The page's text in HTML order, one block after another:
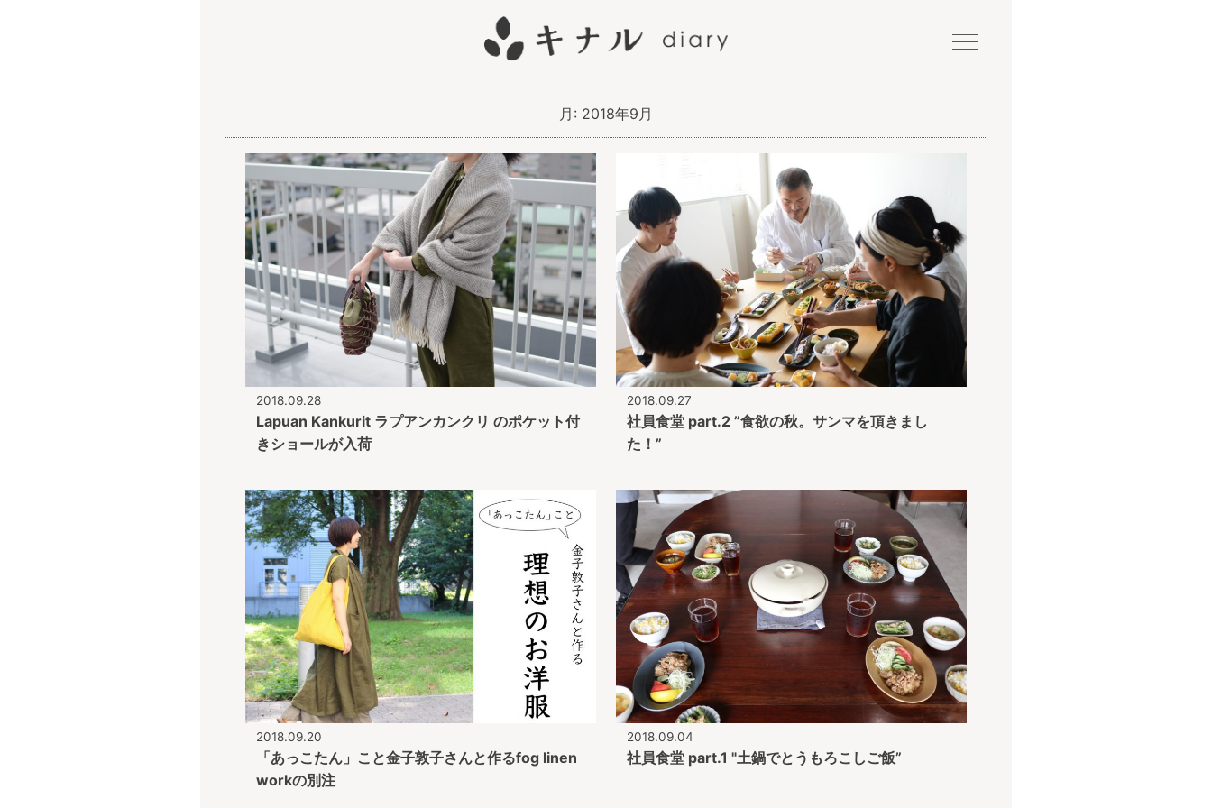
月: 2018年9月
2018.09.28
Lapuan Kankurit ラプアンカンクリ のポケット付
きショールが入荷
2018.09.27
社員食堂 part.2 ”食欲の秋。サンマを頂きまし
た！”
2018.09.20
「あっこたん」こと金子敦子さんと作るfog linen
workの別注
2018.09.04
社員食堂 part.1 "土鍋でとうもろこしご飯”